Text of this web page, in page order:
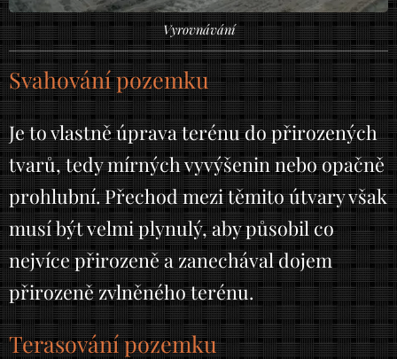
Vyrovnávání
Svahování pozemku
Je to vlastně úprava terénu do přirozených
tvarů, tedy mírných vyvýšenin nebo opačně
prohlubní. Přechod mezi těmito útvary však
musí být velmi plynulý, aby působil co
nejvíce přirozeně a zanechával dojem
přirozeně zvlněného terénu.
Terasování pozemku